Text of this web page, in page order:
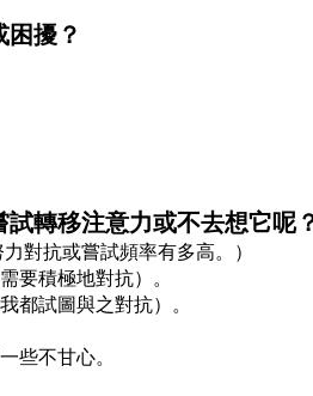
擾？
轉移注意力或不去想它呢
對抗或嘗試頻率有多高。）
要積極地對抗）。
都試圖與之對抗）。
些不甘心。